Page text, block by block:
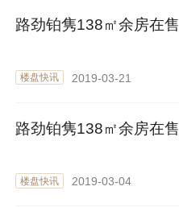
路劲铂隽138㎡余房在售
楼盘快讯 2019-03-21
路劲铂隽138㎡余房在售
楼盘快讯 2019-03-04